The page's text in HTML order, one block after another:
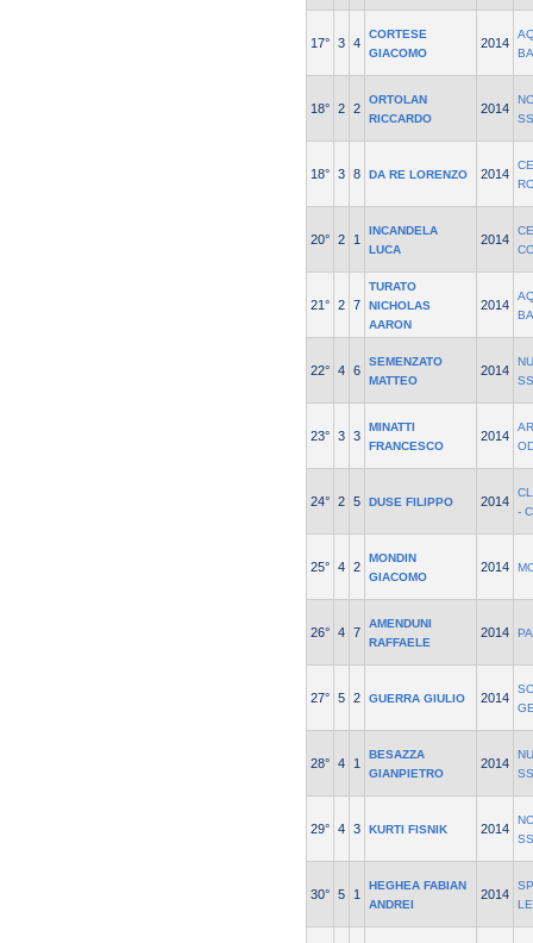
17° 3 4
CORTESE
GIACOMO
2014
18° 2 2
ORTOLAN
RICCARDO
2014
18° 3 8 DA RE LORENZO 2014
20° 2 1
INCANDELA
LUCA
2014
21° 2 7
TURATO
NICHOLAS
AARON
2014
22° 4 6
SEMENZATO
MATTEO
2014
23° 3 3
MINATTI
FRANCESCO
2014
24° 2 5 DUSE FILIPPO 2014
-
25° 4 2
MONDIN
GIACOMO
2014
26° 4 7
AMENDUNI
RAFFAELE
2014
27° 5 2 GUERRA GIULIO 2014
28° 4 1
BESAZZA
GIANPIETRO
2014
29° 4 3 KURTI FISNIK 2014
30° 5 1
HEGHEA FABIAN
ANDREI
2014